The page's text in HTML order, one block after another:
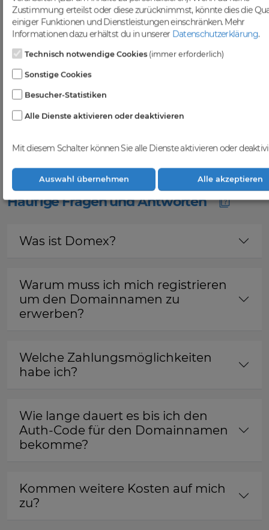
vielfältigen Auswahl an
Domains
breite Auswahl an erstklassigen
Domains, die darauf warten, von dir
entdeckt zu werden. Nutze diese
vielfältigen Möglichkeiten, um deine
Geschäft erfolgreich im digitalen
Online-Bereich.
Häufige Fragen und Antworten
Was ist Domex?
Warum muss ich mich registrieren
um den Domainnamen zu
erwerben?
Welche Zahlungsmöglichkeiten
habe ich?
Wie lange dauert es bis ich den
Auth-Code für den Domainnamen
bekomme?
Kommen weitere Kosten auf mich
zu?
Zustimmung erteilst oder diese zurücknimmst, könnte dies die
einiger Funktionen und Dienstleistungen einschränken. Mehr
Informationen dazu erhältst du in unserer Datenschutzerklärung.
Technisch notwendige Cookies (immer erforderlich)
Sonstige Cookies
Besucher-Statistiken
Alle Dienste aktivieren oder deaktivieren
Mit diesem Schalter können Sie alle Dienste aktivieren oder
Auswahl übernehmen Alle akzeptieren